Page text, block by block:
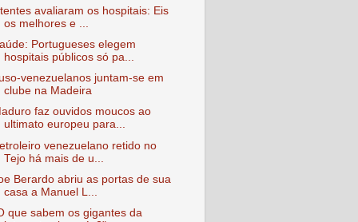
avaliaram os hospitais: Eis
os melhores e ...
Portugueses elegem
hospitais públicos só pa...
venezuelanos juntam-se em
clube na Madeira
faz ouvidos moucos ao
ultimato europeu para...
venezuelano retido no
Tejo há mais de u...
Berardo abriu as portas de sua
casa a Manuel L...
que sabem os gigantes da